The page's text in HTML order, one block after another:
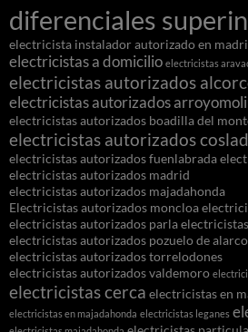
diferenciales
electricista instalador autorizado en
electricistas a domicilio electricistas
electricistas autorizados
electricistas autorizados
electricistas autorizados boadilla del
electricistas autorizados
electricistas autorizados fuenlabrada
electricistas autorizados madrid
electricistas autorizados majadahonda
Electricistas autorizados moncloa
electricistas autorizados parla
electricistas autorizados pozuelo de
electricistas autorizados torrelodones
electricistas autorizados valdemoro
electricistas cerca electricistas en
electricistas en majadahonda electricistas leganes